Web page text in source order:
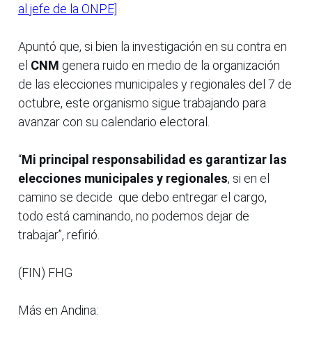
al jefe de la ONPE]
Apuntó que, si bien la investigación en su contra en
el CNM genera ruido en medio de la organización
de las elecciones municipales y regionales del 7 de
octubre, este organismo sigue trabajando para
avanzar con su calendario electoral.
“Mi principal responsabilidad es garantizar las
elecciones municipales y regionales, si en el
camino se decide que debo entregar el cargo,
todo está caminando, no podemos dejar de
trabajar”, refirió.
(FIN) FHG
Más en Andina: